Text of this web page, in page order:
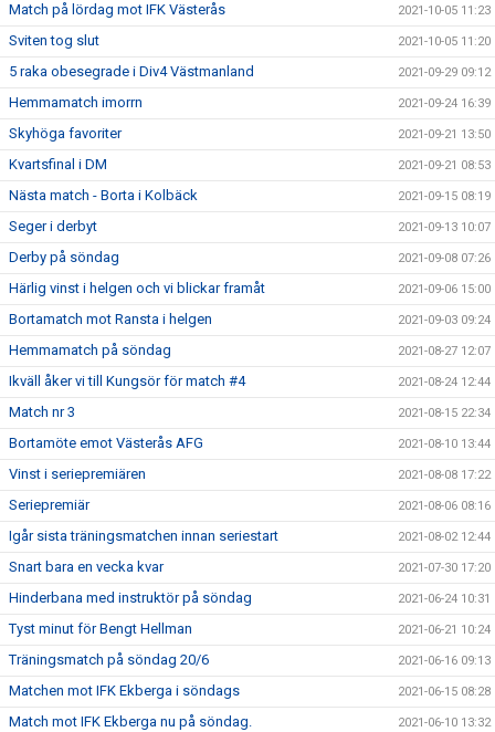
Match på lördag mot IFK Västerås 2021-10-05 11:23
Sviten tog slut 2021-10-05 11:20
5 raka obesegrade i Div4 Västmanland 2021-09-29 09:12
Hemmamatch imorrn 2021-09-24 16:39
Skyhöga favoriter 2021-09-21 13:50
Kvartsfinal i DM 2021-09-21 08:53
Nästa match - Borta i Kolbäck 2021-09-15 08:19
Seger i derbyt 2021-09-13 10:07
Derby på söndag 2021-09-08 07:26
Härlig vinst i helgen och vi blickar framåt 2021-09-06 15:00
Bortamatch mot Ransta i helgen 2021-09-03 09:24
Hemmamatch på söndag 2021-08-27 12:07
Ikväll åker vi till Kungsör för match #4 2021-08-24 12:44
Match nr 3 2021-08-15 22:34
Bortamöte emot Västerås AFG 2021-08-10 13:44
Vinst i seriepremiären 2021-08-08 17:22
Seriepremiär 2021-08-06 08:16
Igår sista träningsmatchen innan seriestart 2021-08-02 12:44
Snart bara en vecka kvar 2021-07-30 17:20
Hinderbana med instruktör på söndag 2021-06-24 10:31
Tyst minut för Bengt Hellman 2021-06-21 10:24
Träningsmatch på söndag 20/6 2021-06-16 09:13
Matchen mot IFK Ekberga i söndags 2021-06-15 08:28
Match mot IFK Ekberga nu på söndag. 2021-06-10 13:32